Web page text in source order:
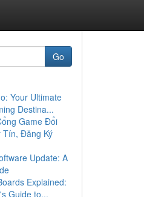
Go
Your Ultimate
Destina...
Game Đổi
Tín, Đăng Ký
Update: A
Explained:
Guide to...